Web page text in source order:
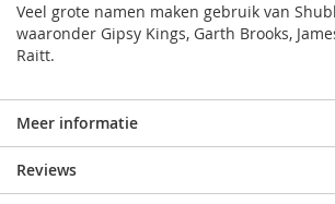
Veel grote namen maken gebruik van
waaronder Gipsy Kings, Garth Brooks,
Raitt.
Meer informatie
Reviews